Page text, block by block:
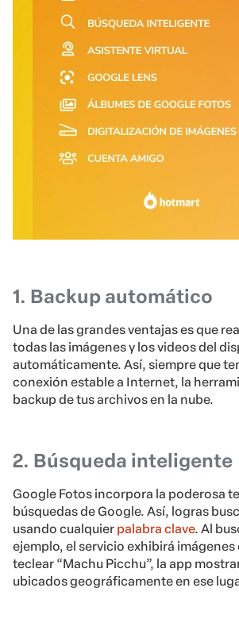
1. Backup automático
Una de las grandes ventajas es que
todas las imágenes y los videos del
automáticamente. Así, siempre que
conexión estable a Internet, la
backup de tus archivos en la nube.
2. Búsqueda inteligente
Google Fotos incorpora la poderosa
búsquedas de Google. Así, logras
usando cualquier palabra clave. Al
ejemplo, el servicio exhibirá imágenes
teclear “Machu Picchu”, la app
ubicados geográficamente en ese